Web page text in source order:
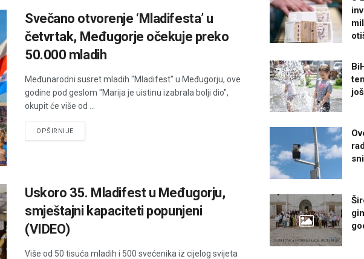
Svečano otvorenje ‘Mladifesta’ u
četvrtak, Međugorje očekuje preko
50.000 mladih
Međunarodni susret mladih "Mladifest" u Međugorju, ove
godine pod geslom "Marija je uistinu izabrala bolji dio",
okupit će više od ...
OPŠIRNIJEDETAILS
Uskoro 35. Mladifest u Međugorju,
smještajni kapaciteti popunjeni
(VIDEO)
Više od 50 tisuća mladih i 500 svećenika iz cijelog svijeta